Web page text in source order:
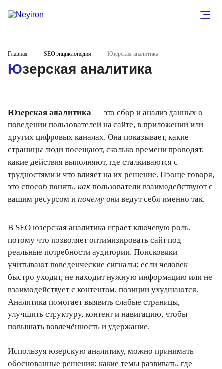
Главная SEO энциклопедия Юзерская аналитика
Юзерская аналитика
Юзерская аналитика — это сбор и анализ данных о
поведении пользователей на сайте, в приложении или
других цифровых каналах. Она показывает, какие
страницы люди посещают, сколько времени проводят,
какие действия выполняют, где сталкиваются с
трудностями и что влияет на их решение. Проще говоря,
это способ понять, как пользователи взаимодействуют с
вашим ресурсом и почему они ведут себя именно так.
В SEO юзерская аналитика играет ключевую роль,
потому что позволяет оптимизировать сайт под
реальные потребности аудитории. Поисковики
учитывают поведенческие сигналы: если человек
быстро уходит, не находит нужную информацию или не
взаимодействует с контентом, позиции ухудшаются.
Аналитика помогает выявить слабые страницы,
улучшить структуру, контент и навигацию, чтобы
повышать вовлечённость и удержание.
Используя юзерскую аналитику, можно принимать
обоснованные решения: какие темы развивать, где